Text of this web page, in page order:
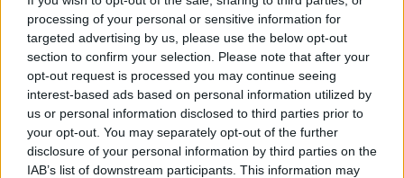
processing of your personal or sensitive information for
targeted advertising by us, please use the below opt-out
section to confirm your selection. Please note that after your
opt-out request is processed you may continue seeing
interest-based ads based on personal information utilized by
us or personal information disclosed to third parties prior to
your opt-out. You may separately opt-out of the further
disclosure of your personal information by third parties on the
IAB’s list of downstream participants. This information may
Negativänderungen für den DK. Damit nicht gleich wieder ein
riesiges Geschrei kommt, wir armen armen DK´s jammern ja wohl
nur, ich spiele alle Klassen und kann mir daher sicher schon ein
Urteil bilden. Finde diese Entwicklung nur eher traurig. Mal
abgesehen davon ist es mir wurscht ob mein DK im Stadtgebiet mit
dem Allerwertesten hin und her schaukelt.
So seh ich das auch es wird immer schlimmer !
15 Januar 2015